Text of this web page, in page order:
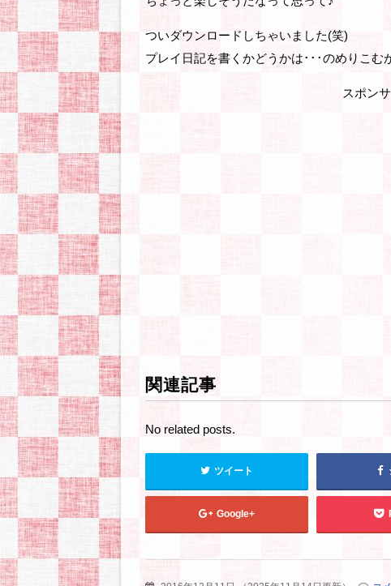
ついダウンロードしちゃいました(笑)
プレイ日記を書くかどうかは･･･のめりこむ
スポン
関連記事
No related posts.
ツイート
Google+